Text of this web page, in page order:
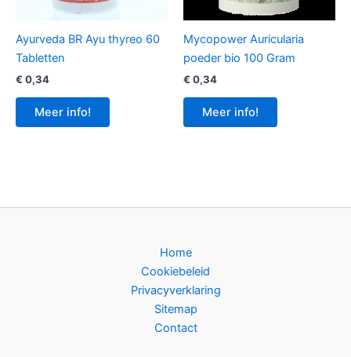
Ayurveda BR Ayu thyreo 60
Tabletten
€ 0,34
Meer info!
Mycopower Auricularia
poeder bio 100 Gram
€ 0,34
Meer info!
Home
Cookiebeleid
Privacyverklaring
Sitemap
Contact